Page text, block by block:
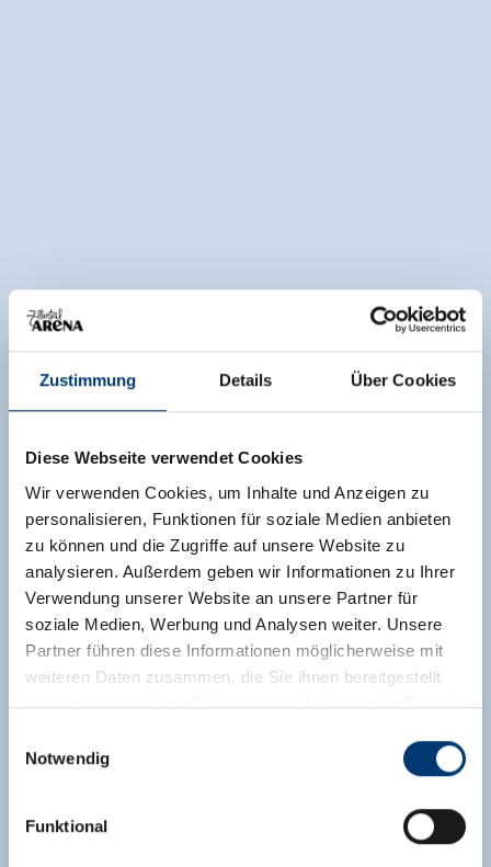
Zustimmung Details Über Cookies
Diese Webseite verwendet Cookies
Wir verwenden Cookies, um Inhalte und Anzeigen zu
personalisieren, Funktionen für soziale Medien anbieten
zu können und die Zugriffe auf unsere Website zu
analysieren. Außerdem geben wir Informationen zu Ihrer
Verwendung unserer Website an unsere Partner für
soziale Medien, Werbung und Analysen weiter. Unsere
Partner führen diese Informationen möglicherweise mit
weiteren Daten zusammen, die Sie ihnen bereitgestellt
haben oder die sie im Rahmen Ihrer Nutzung der Dienste
Rohr 23// A-6280 Zell am Ziller
Notwendig
Funktional